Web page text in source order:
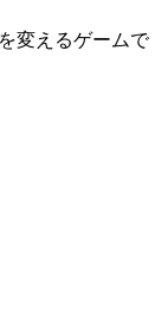
変えるゲームで